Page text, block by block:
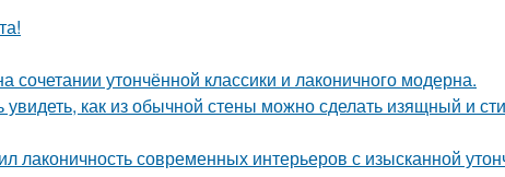
сочетании утончённой классики и лаконичного модерна.
как из обычной стены можно сделать изящный и
лаконичность современных интерьеров с изысканной